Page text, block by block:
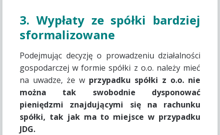
3. Wypłaty ze spółki bardziej
sformalizowane
Podejmując decyzję o prowadzeniu działalności
gospodarczej w formie spółki z o.o. należy mieć
na uwadze, że w przypadku spółki z o.o. nie
można tak swobodnie dysponować
pieniędzmi znajdującymi się na rachunku
spółki, tak jak ma to miejsce w przypadku
JDG.